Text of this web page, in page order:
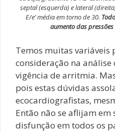
septal (esquerda) e lateral
E/e’ média em torno de 30.
aumento das
Temos muitas variáveis
consideração na
vigência de arritmia.
pois estas dúvidas
ecocardiografistas,
Então não se aflijam
disfunção em todos os